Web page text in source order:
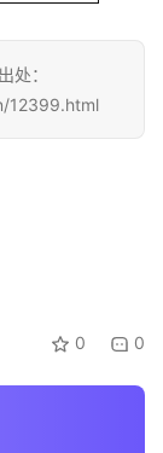
处：
12399.html
0 0